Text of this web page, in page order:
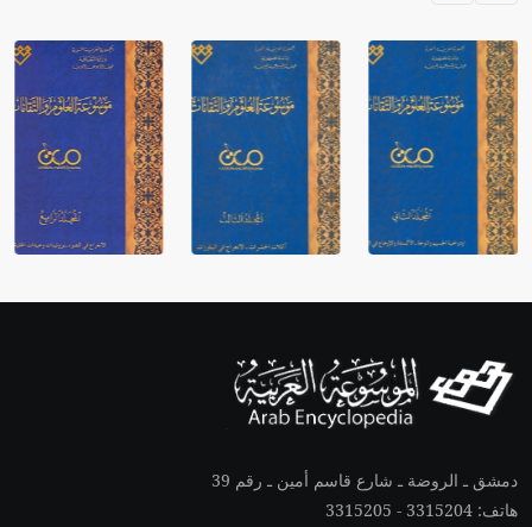
دمشق ـ الروضة ـ شارع قاسم أمين ـ رقم 39
هاتف: 3315204 - 3315205